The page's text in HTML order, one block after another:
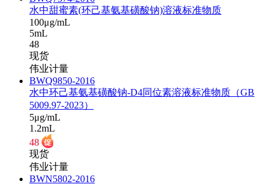
水中甜蜜素(环己基氨基磺酸钠)溶液标准物质
100μg/mL
5mL
48
现货
伟业计量
BWQ9850-2016
水中环己基氨基磺酸钠-D4同位素溶液标准物质（GB
5009.97-2023）
5μg/mL
1.2mL
48
现货
伟业计量
BWN5802-2016